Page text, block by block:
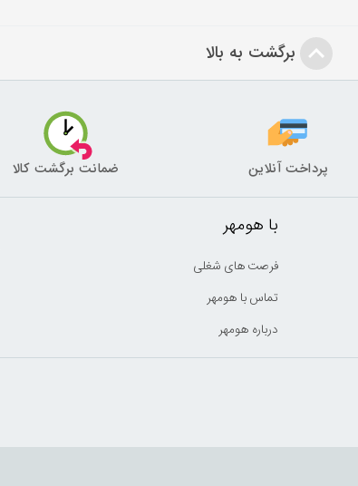
برگشت به بالا
پرداخت آنلاین ضمانت برگشت کالا
با هومهر
فرصت های شغلی
تماس با هومهر
درباره هومهر